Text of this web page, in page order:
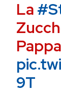
La
9T